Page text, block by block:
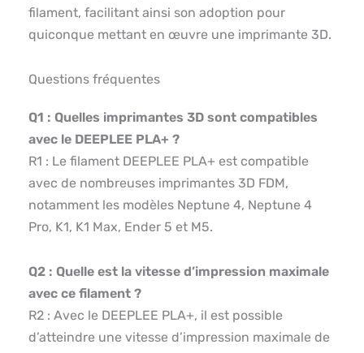
filament, facilitant ainsi son adoption pour
quiconque mettant en œuvre une imprimante 3D.
Questions fréquentes
Q1 : Quelles imprimantes 3D sont compatibles
avec le DEEPLEE PLA+ ?
R1 : Le filament DEEPLEE PLA+ est compatible
avec de nombreuses imprimantes 3D FDM,
notamment les modèles Neptune 4, Neptune 4
Pro, K1, K1 Max, Ender 5 et M5.
Q2 : Quelle est la vitesse d’impression maximale
avec ce filament ?
R2 : Avec le DEEPLEE PLA+, il est possible
d’atteindre une vitesse d’impression maximale de